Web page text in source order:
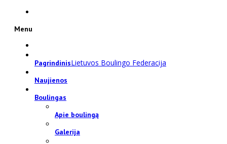
Menu
PagrindinisLietuvos Boulingo Federacija
Naujienos
Boulingas
Apie boulingą
Galerija